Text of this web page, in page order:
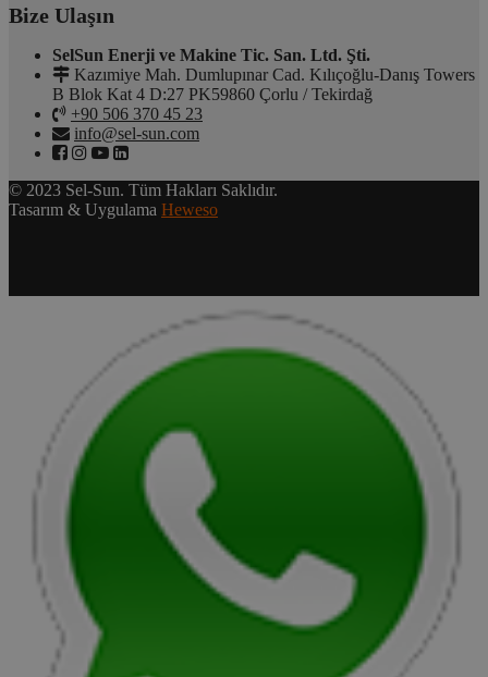
Bize Ulaşın
SelSun Enerji ve Makine Tic. San. Ltd. Şti.
Kazımiye Mah. Dumlupınar Cad. Kılıçoğlu-Danış Towers
B Blok Kat 4 D:27 PK59860 Çorlu / Tekirdağ
+90 506 370 45 23
info@sel-sun.com
© 2023 Sel-Sun. Tüm Hakları Saklıdır.
Tasarım & Uygulama Heweso